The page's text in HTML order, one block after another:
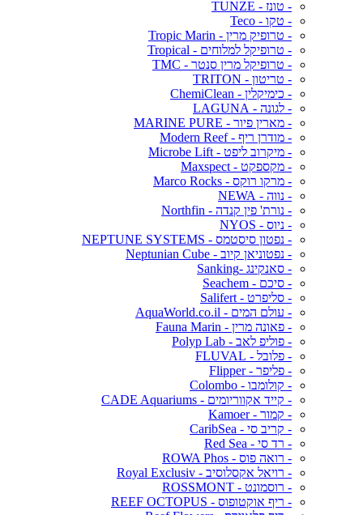
- טונז - TUNZE
- טקו - Teco
- טרופיק מרין - Tropic Marin
- טרופיקל למלוחים - Tropical
- טרופיקל מרין סנטר - TMC
- טריטון - TRITON
- כימיקלין - ChemiClean
- לגונה - LAGUNA
- מארין פיור - MARINE PURE
- מודרן ריף - Modern Reef
- מיקרוב ליפט - Microbe Lift
- מקספקט - Maxspect
- מרקו רוקס - Marco Rocks
- נווה - NEWA
- נורת' פין קנדה - Northfin
- ניוס - NYOS
- נפטון סיסטמס - NEPTUNE SYSTEMS
- נפטוניאן קיוב - Neptunian Cube
- סאנקינג -Sanking
- סיכם - Seachem
- סליפרט - Salifert
- עולם המים - AquaWorld.co.il
- פאונה מרין - Fauna Marin
- פוליפ לאב - Polyp Lab
- פלובל - FLUVAL
- פליפר - Flipper
- קולומבו - Colombo
- קייד אקווריומים - CADE Aquariums
- קמור - Kamoer
- קריב סי - CaribSea
- רד סי - Red Sea
- רואה פוס - ROWA Phos
- רויאל אקסלוסיב - Royal Exclusiv
- רוסמונט - ROSSMONT
- ריף אוקטופוס - REEF OCTOPUS